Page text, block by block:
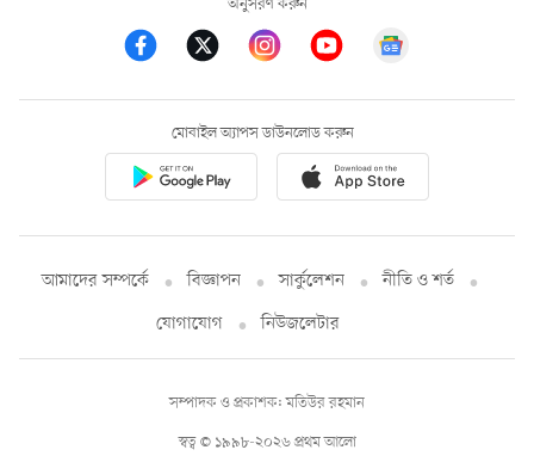
অনুসরণ করুন
মোবাইল অ্যাপস ডাউনলোড করুন
আমাদের সম্পর্কে বিজ্ঞাপন সার্কুলেশন
নীতি ও শর্ত
যোগাযোগ
নিউজলেটার
স্বত্ব © ১৯৯৮-২০২৬ প্রথম আলো
সম্পাদক ও প্রকাশক: মতিউর রহমান